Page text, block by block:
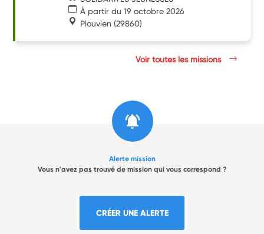
À partir du 19 octobre 2026
Plouvien (29860)
Voir toutes les missions
Alerte mission
Vous n'avez pas trouvé de mission qui vous correspond ?
CRÉER UNE ALERTE